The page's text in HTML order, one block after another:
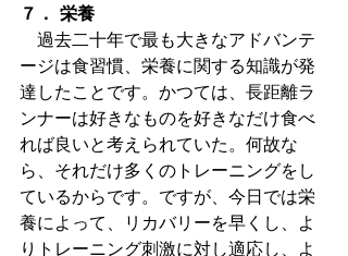
７． 栄養
過去二十年で最も大きなアドバンテ
ージは食習慣、栄養に関する知識が発
達したことです。かつては、長距離ラ
ンナーは好きなものを好きなだけ食べ
れば良いと考えられていた。何故な
ら、それだけ多くのトレーニングをし
ているからです。ですが、今日では栄
養によって、リカバリーを早くし、よ
りトレーニング刺激に対し適応し、よ